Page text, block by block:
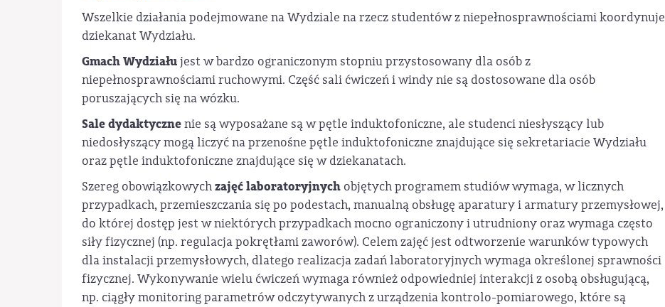
Wszelkie działania podejmowane na Wydziale na rzecz studentów z niepełnosprawnościami koordynuje
dziekanat Wydziału.
Gmach Wydziałujest w bardzo ograniczonym stopniu przystosowany dla osób z
niepełnosprawnościami ruchowymi. Część sali ćwiczeń i windy nie są dostosowane dla osób
poruszających się na wózku.
Sale dydaktycznenie są wyposażane są w pętle induktofoniczne, ale studenci niesłyszący lub
niedosłyszący mogą liczyć na przenośne pętle induktofoniczne znajdujące się sekretariacie Wydziału
oraz pętle induktofoniczne znajdujące się w dziekanatach.
Szereg obowiązkowychzajęć laboratoryjnych objętych programem studiów wymaga, w licznych
przypadkach, przemieszczania się po podestach, manualną obsługę aparatury i armatury przemysłowej,
do której dostęp jest w niektórych przypadkach mocno ograniczony i utrudniony oraz wymaga często
siły fizycznej (np. regulacja pokrętłami zaworów). Celem zajęć jest odtworzenie warunków typowych
dla instalacji przemysłowych, dlatego realizacja zadań laboratoryjnych wymaga określonej sprawności
fizycznej. Wykonywanie wielu ćwiczeń wymaga również odpowiedniej interakcji z osobą obsługującą,
np. ciągły monitoring parametrów odczytywanych z urządzenia kontrolo-pomiarowego, które są